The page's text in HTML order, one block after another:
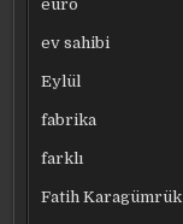
euro
ev sahibi
Eylül
fabrika
farklı
Fatih Karagümrük